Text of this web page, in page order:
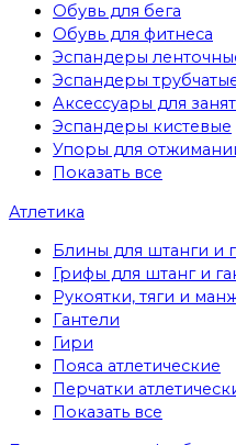
Обувь для бега
Обувь для фитнеса
Эспандеры
Эспандеры
Аксессуары для
Эспандеры кистевые
Упоры для
Показать все
Атлетика
Блины для штанги и
Грифы для штанг и
Рукоятки, тяги и
Гантели
Гири
Пояса атлетические
Перчатки
Показать все